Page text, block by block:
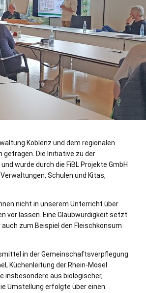
Koblenz und dem regionalen
Die Initiative zu der
wurde durch die FiBL Projekte GmbH
Schulen und Kitas,
nicht in unserem Unterricht über
vor lassen. Eine Glaubwürdigkeit setzt
zum Beispiel den Fleischkonsum
in der Gemeinschaftsverpflegung
Küchenleitung der Rhein-Mosel
insbesondere aus biologischer,
Umstellung erfolgte über einen